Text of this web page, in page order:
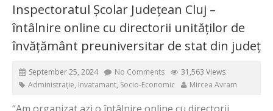
Inspectoratul Școlar Județean Cluj –
întâlnire online cu directorii unităților de
învățământ preuniversitar de stat din județ
September 25, 2024 No Comments
31,563 Views
Administrație, Invatamant, Socio-Economic Mircea Avram